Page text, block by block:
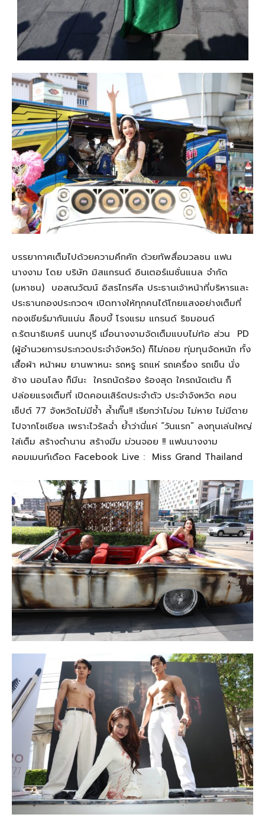
บรรยากาศเต็มไปด้วยความคึกคัก ด้วยทัพสื่อมวลชน แฟน
นางงาม โดย บริษัท มิสแกรนด์ อินเตอร์เนชั่นแนล จำกัด
(มหาชน) บอสณวัฒน์ อิสรไกรศีล ประธานเจ้าหน้าที่บริหารและ
ประธานกองประกวดฯ เปิดทางให้ทุกคนได้โกยแสงอย่างเต็มที่
กองเชียร์มากันแน่น ล็อบบี้ โรงแรม แกรนด์ ริชมอนด์
ถ.รัตนาธิเบศร์ นนทบุรี เมื่อนางงามจัดเต็มแบบไม่ท้อ ส่วน PD
(ผู้อำนวยการประกวดประจำจังหวัด) ก็ไม่ถอย ทุ่มทุนจัดหนัก ทั้ง
เสื้อผ้า หน้าผม ยานพาหนะ รถหรู รถแห่ รถเครื่อง รถเข็น นั่ง
ช้าง นอนโลง ก็มีนะ ใครถนัดร้อง ร้องสุด ใครถนัดเต้น ก็
ปล่อยแรงเต็มที่ เปิดคอนเสิร์ตประจำตัว ประจำจังหวัด คอน
เซ็ปต์ 77 จังหวัดไม่มีซ้ำ ล้ำเกิ๊น!! เรียกว่าไม่จม ไม่หาย ไม่มีตาย
ไปจากโซเชียล เพราะไวรัลฉ่ำ ย้ำว่านี่แค่ “วันแรก” ลงทุนเล่นใหญ่
ใส่เต็ม สร้างตำนาน สร้างมีม ม่วนจอย !! แฟนนางงาม
คอมเมนท์เดือด Facebook Live : Miss Grand Thailand